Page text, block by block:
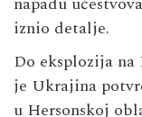
iznio detalje.
Do eksplozija
je Ukrajina
u Hersonskoj